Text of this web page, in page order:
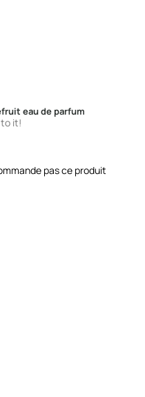
eau de parfum
it!
pas ce produit